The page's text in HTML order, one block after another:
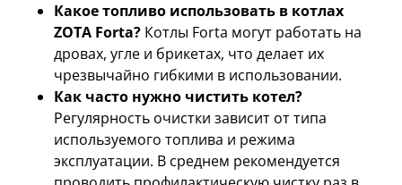
Какое топливо использовать в котлах
ZOTA Forta? Котлы Forta могут работать на
дровах, угле и брикетах, что делает их
чрезвычайно гибкими в использовании.
Как часто нужно чистить котел?
Регулярность очистки зависит от типа
используемого топлива и режима
эксплуатации. В среднем рекомендуется